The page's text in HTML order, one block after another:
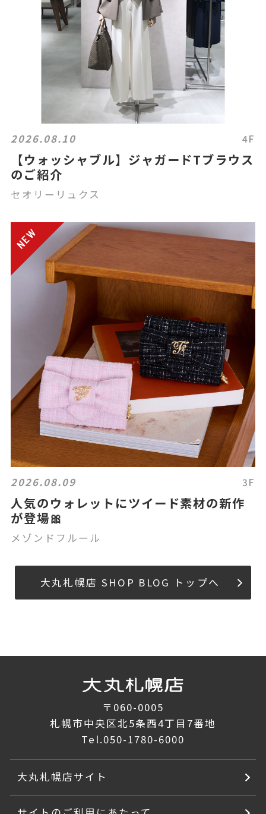
2026.08.10 4F
【ウォッシャブル】ジャガードTブラウス
のご紹介
セオリーリュクス
2026.08.09 3F
人気のウォレットにツイード素材の新作
が登場🎀
メゾンドフルール
大丸札幌店 SHOP BLOG トップへ
〒060-0005
札幌市中央区北5条西4丁目7番地
Tel.050-1780-6000
大丸札幌店サイト